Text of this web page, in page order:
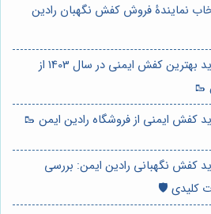
نمایندۀ فروش کفش نگهبان رادین
⭐️ راهنمای جامع خرید بهترین کفش ایمنی در سال 1403 از
🥾
کفش ایمنی از فروشگاه رادین ایمن 🥾
کفش نگهبانی رادین ایمن: بررسی
کلیدی 🛡️